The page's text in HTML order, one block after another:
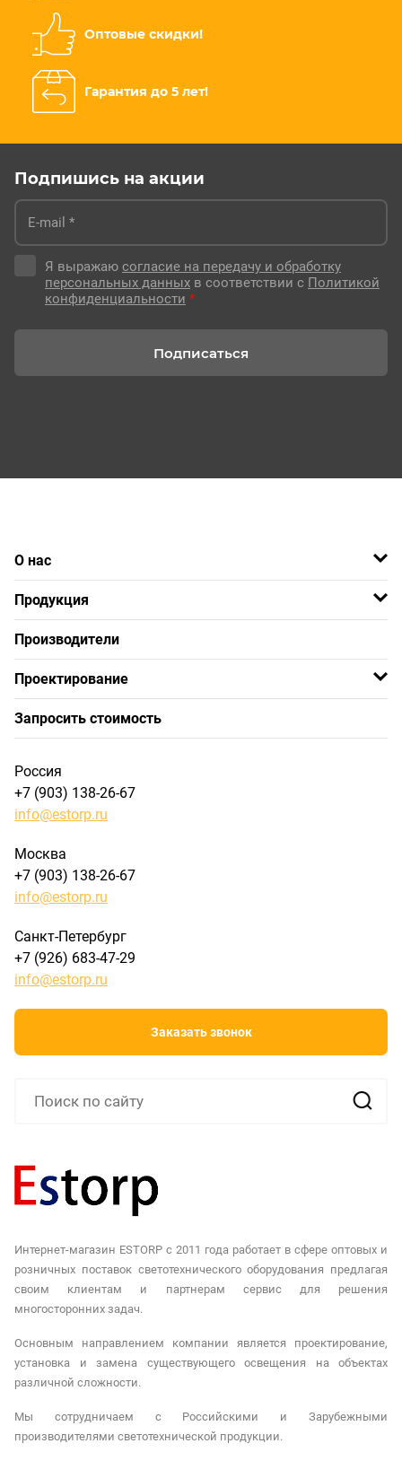
Оптовые скидки!
Гарантия до 5 лет!
Подпишись на акции
Я выражаю согласие на передачу и обработку
персональных данных в соответствии с Политикой
конфиденциальности *
Подписаться
Интернет-магазин ESTORP с 2011 года работает в сфере оптовых и
розничных поставок светотехнического оборудования предлагая
своим клиентам и партнерам сервис для решения
многосторонних задач.
Основным направлением компании является проектирование,
установка и замена существующего освещения на объектах
различной сложности.
Мы сотрудничаем с Российскими и Зарубежными
производителями светотехнической продукции.
О нас
Продукция
Производители
Проектирование
Запросить стоимость
Россия
+7 (903) 138-26-67
info@estorp.ru
Москва
+7 (903) 138-26-67
info@estorp.ru
Санкт-Петербург
+7 (926) 683-47-29
info@estorp.ru
Заказать звонок